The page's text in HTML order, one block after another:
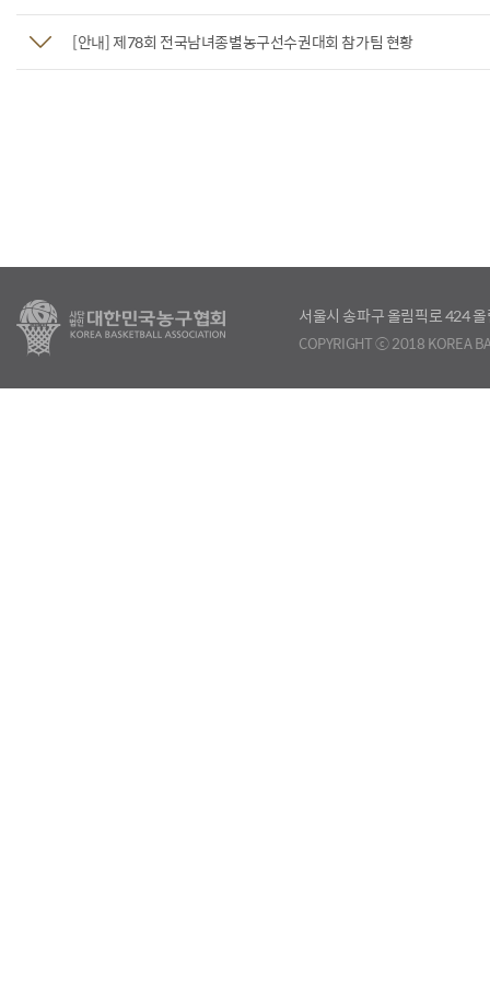
[안내] 제78회 전국남녀종별농구선수권대회 참가팀 현황
서울시 송파구 올림픽로 424
COPYRIGHT ⓒ 2018 KOREA